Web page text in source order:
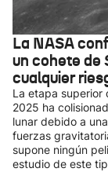
La NASA
un cohete de
cualquier
La etapa superior
2025 ha
lunar debido a
fuerzas
supone ningún
estudio de este